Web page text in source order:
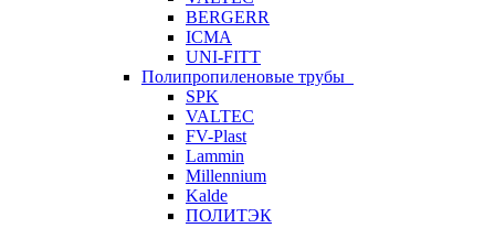
BERGERR
ICMA
UNI-FITT
Полипропиленовые трубы
SPK
VALTEC
FV-Plast
Lammin
Millennium
Kalde
ПОЛИТЭК